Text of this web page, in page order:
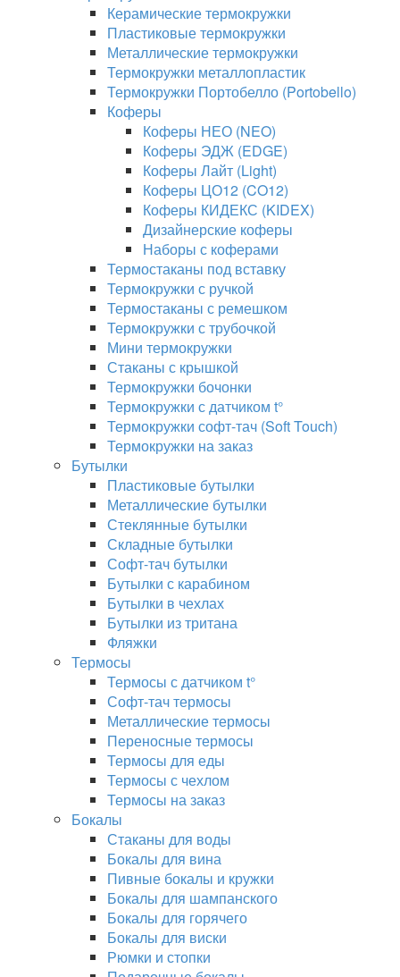
Керамические термокружки
Пластиковые термокружки
Металлические термокружки
Термокружки металлопластик
Термокружки Портобелло (Portobello)
Коферы
Коферы НЕО (NEO)
Коферы ЭДЖ (EDGE)
Коферы Лайт (Light)
Коферы ЦО12 (CO12)
Коферы КИДЕКС (KIDEX)
Дизайнерские коферы
Наборы с коферами
Термостаканы под вставку
Термокружки с ручкой
Термостаканы с ремешком
Термокружки с трубочкой
Мини термокружки
Стаканы с крышкой
Термокружки бочонки
Термокружки с датчиком t°
Термокружки софт-тач (Soft Touch)
Термокружки на заказ
Бутылки
Пластиковые бутылки
Металлические бутылки
Стеклянные бутылки
Складные бутылки
Софт-тач бутылки
Бутылки с карабином
Бутылки в чехлах
Бутылки из тритана
Фляжки
Термосы
Термосы с датчиком t°
Софт-тач термосы
Металлические термосы
Переносные термосы
Термосы для еды
Термосы с чехлом
Термосы на заказ
Бокалы
Стаканы для воды
Бокалы для вина
Пивные бокалы и кружки
Бокалы для шампанского
Бокалы для горячего
Бокалы для виски
Рюмки и стопки